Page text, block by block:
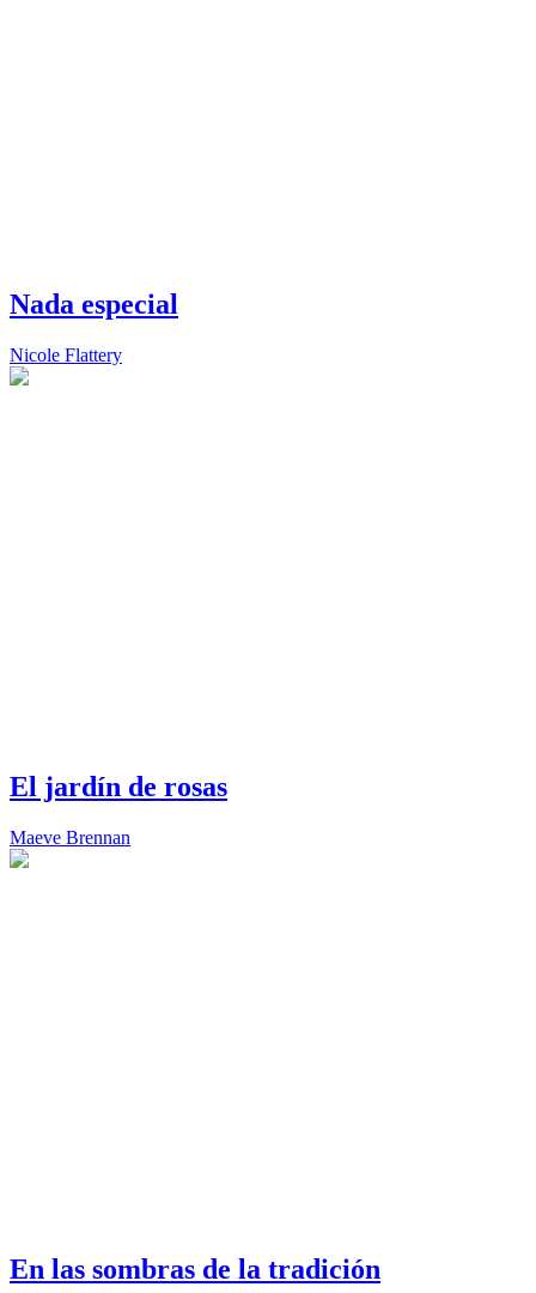
Nada especial
Nicole Flattery
El jardín de rosas
Maeve Brennan
En las sombras de la tradición